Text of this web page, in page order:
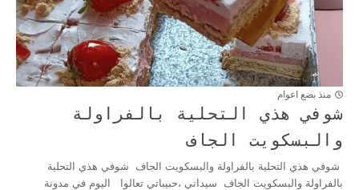
منذ بضع اعوام
شوفي هذي التحلية بالفراولة
والبسكويت الجاف
شوفي هذي التحلية بالفراولة والبسكويت الجاف شوفي هذي التحلية
بالفراولة والبسكويت الجاف سيداتي ،حبيباتي تعالوا اليوم في مدونة